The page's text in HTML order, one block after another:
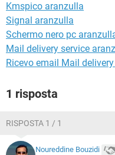
Kmspico aranzulla
Signal aranzulla
Schermo nero pc
Mail delivery service
Ricevo email Mail
1 risposta
RISPOSTA 1 / 1
Noureddine Bouzidi